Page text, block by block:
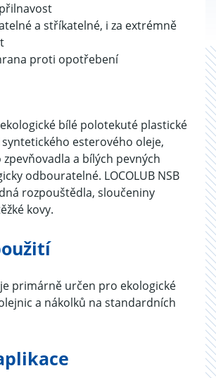
a stříkatelné, i za extrémně
proti opotřebení
ekologické bílé polotekuté plastické
syntetického esterového oleje,
a bílých pevných
odbouratelné. LOCOLUB NSB
rozpouštědla, sloučeniny
kovy.
je primárně určen pro ekologické
a nákolků na standardních